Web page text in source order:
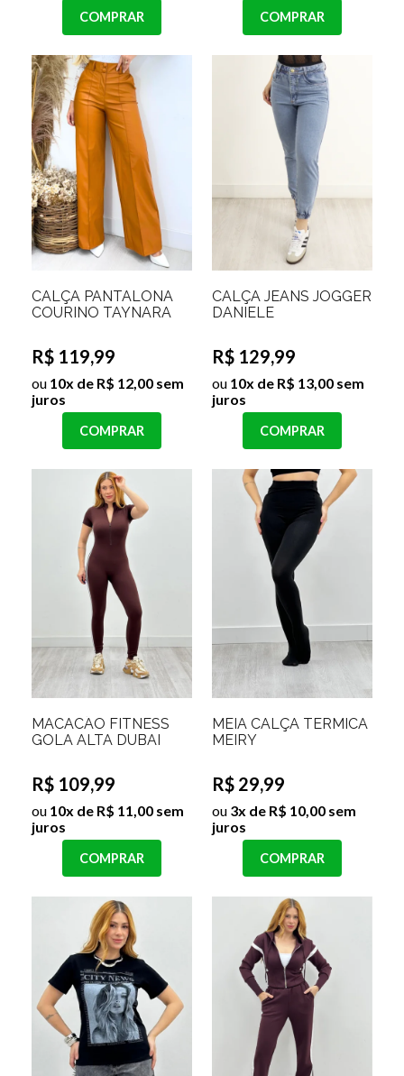
COMPRAR COMPRAR
CALÇA PANTALONA
COURINO TAYNARA
R$ 119,99
ou 10x de R$ 12,00 sem
juros
COMPRAR
CALÇA JEANS JOGGER
DANIELE
R$ 129,99
ou 10x de R$ 13,00 sem
juros
COMPRAR
MACACÃO FITNESS
GOLA ALTA DUBAI
R$ 109,99
ou 10x de R$ 11,00 sem
juros
COMPRAR
MEIA CALÇA TERMICA
MEIRY
R$ 29,99
ou 3x de R$ 10,00 sem
juros
COMPRAR